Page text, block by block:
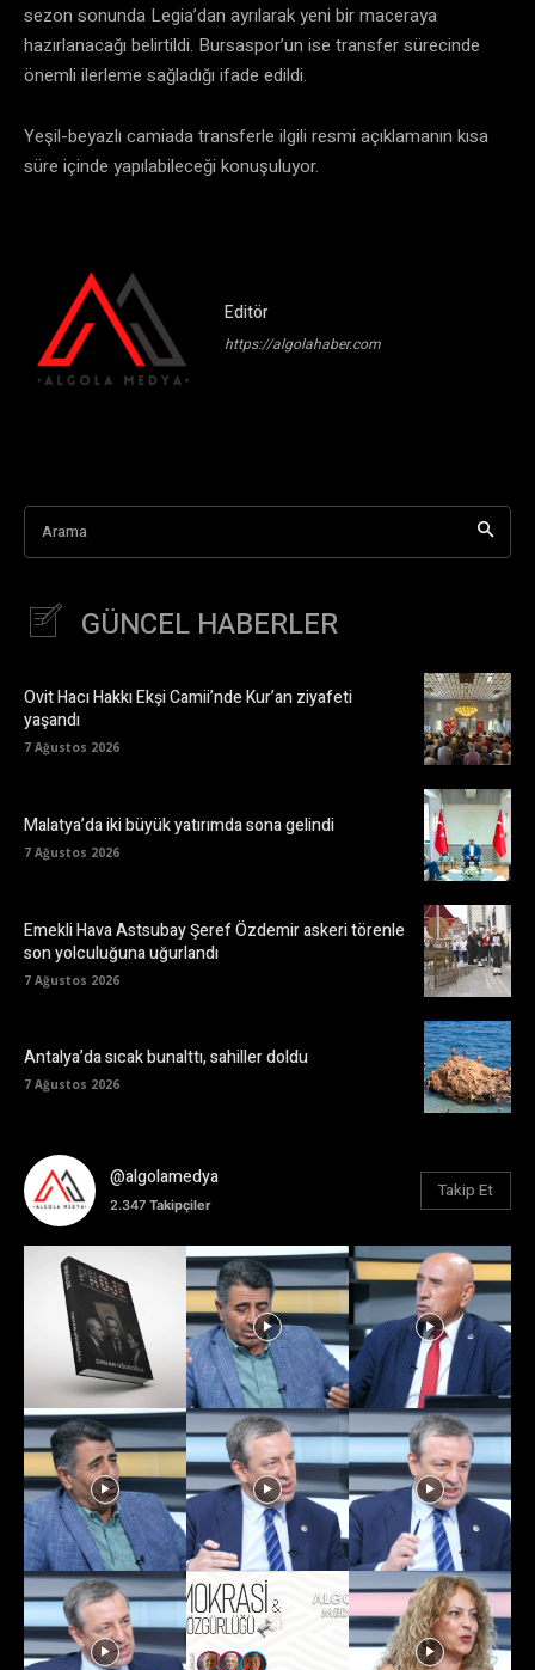
sezon sonunda Legia’dan ayrılarak yeni bir maceraya
hazırlanacağı belirtildi. Bursaspor’un ise transfer sürecinde
önemli ilerleme sağladığı ifade edildi.
Yeşil-beyazlı camiada transferle ilgili resmi açıklamanın kısa
süre içinde yapılabileceği konuşuluyor.
Editör
https://algolahaber.com
Arama
GÜNCEL HABERLER
Ovit Hacı Hakkı Ekşi Camii’nde Kur’an ziyafeti
yaşandı
7 Ağustos 2026
Malatya’da iki büyük yatırımda sona gelindi
7 Ağustos 2026
Emekli Hava Astsubay Şeref Özdemir askeri törenle
son yolculuğuna uğurlandı
7 Ağustos 2026
Antalya’da sıcak bunalttı, sahiller doldu
7 Ağustos 2026
@algolamedya
2.347 Takipçiler
Takip Et